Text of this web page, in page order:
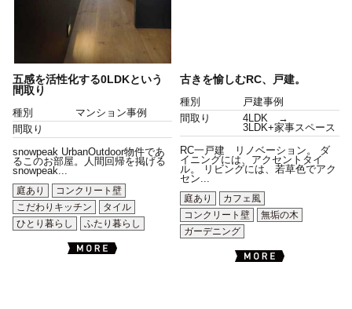
五感を活性化する0LDKという
間取り
種別
マンション事例
間取り
snowpeak UrbanOutdoor物件であ
るこのお部屋。人間回帰を掲げる
snowpeak...
庭あり
コンクリート壁
こだわりキッチン
タイル
ひとり暮らし
ふたり暮らし
古きを愉しむRC、戸建。
種別
戸建事例
間取り
4LDK →
3LDK+家事スペース
RC一戸建 リノベーション。 ダ
イニングには、アクセントタイ
ル。 リビングには、若草色でアク
セン...
庭あり
カフェ風
コンクリート壁
無垢の木
ガーデニング